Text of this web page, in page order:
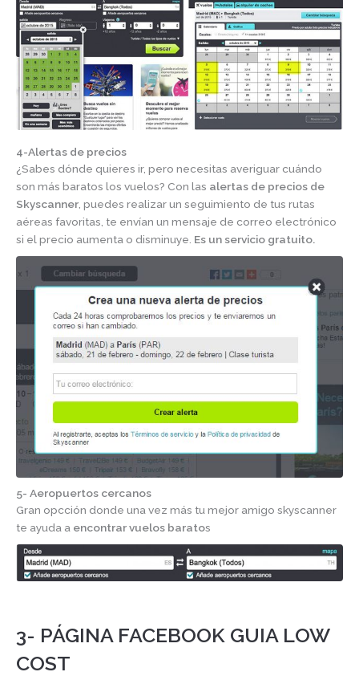
4-Alertas de precios
¿Sabes dónde quieres ir, pero necesitas averiguar cuándo
son más baratos los vuelos? Con las alertas de precios de
Skyscanner , puedes realizar un seguimiento de tus rutas
aéreas favoritas, te envían un mensaje de correo electrónico
si el precio aumenta o disminuye. Es un servicio gratuito.
5- Aeropuertos cercanos
Gran opcción donde una vez más tu mejor amigo skyscanner
te ayuda a encontrar vuelos baratos
3- PÁGINA FACEBOOK GUIA LOW
COST